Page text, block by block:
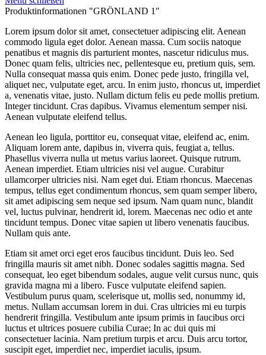
Produktinformationen "GRÖNLAND 1"
Lorem ipsum dolor sit amet, consectetuer adipiscing elit. Aenean
commodo ligula eget dolor. Aenean massa. Cum sociis natoque
penatibus et magnis dis parturient montes, nascetur ridiculus mus.
Donec quam felis, ultricies nec, pellentesque eu, pretium quis, sem.
Nulla consequat massa quis enim. Donec pede justo, fringilla vel,
aliquet nec, vulputate eget, arcu. In enim justo, rhoncus ut, imperdiet
a, venenatis vitae, justo. Nullam dictum felis eu pede mollis pretium.
Integer tincidunt. Cras dapibus. Vivamus elementum semper nisi.
Aenean vulputate eleifend tellus.
Aenean leo ligula, porttitor eu, consequat vitae, eleifend ac, enim.
Aliquam lorem ante, dapibus in, viverra quis, feugiat a, tellus.
Phasellus viverra nulla ut metus varius laoreet. Quisque rutrum.
Aenean imperdiet. Etiam ultricies nisi vel augue. Curabitur
ullamcorper ultricies nisi. Nam eget dui. Etiam rhoncus. Maecenas
tempus, tellus eget condimentum rhoncus, sem quam semper libero,
sit amet adipiscing sem neque sed ipsum. Nam quam nunc, blandit
vel, luctus pulvinar, hendrerit id, lorem. Maecenas nec odio et ante
tincidunt tempus. Donec vitae sapien ut libero venenatis faucibus.
Nullam quis ante.
Etiam sit amet orci eget eros faucibus tincidunt. Duis leo. Sed
fringilla mauris sit amet nibh. Donec sodales sagittis magna. Sed
consequat, leo eget bibendum sodales, augue velit cursus nunc, quis
gravida magna mi a libero. Fusce vulputate eleifend sapien.
Vestibulum purus quam, scelerisque ut, mollis sed, nonummy id,
metus. Nullam accumsan lorem in dui. Cras ultricies mi eu turpis
hendrerit fringilla. Vestibulum ante ipsum primis in faucibus orci
luctus et ultrices posuere cubilia Curae; In ac dui quis mi
consectetuer lacinia. Nam pretium turpis et arcu. Duis arcu tortor,
suscipit eget, imperdiet nec, imperdiet iaculis, ipsum.